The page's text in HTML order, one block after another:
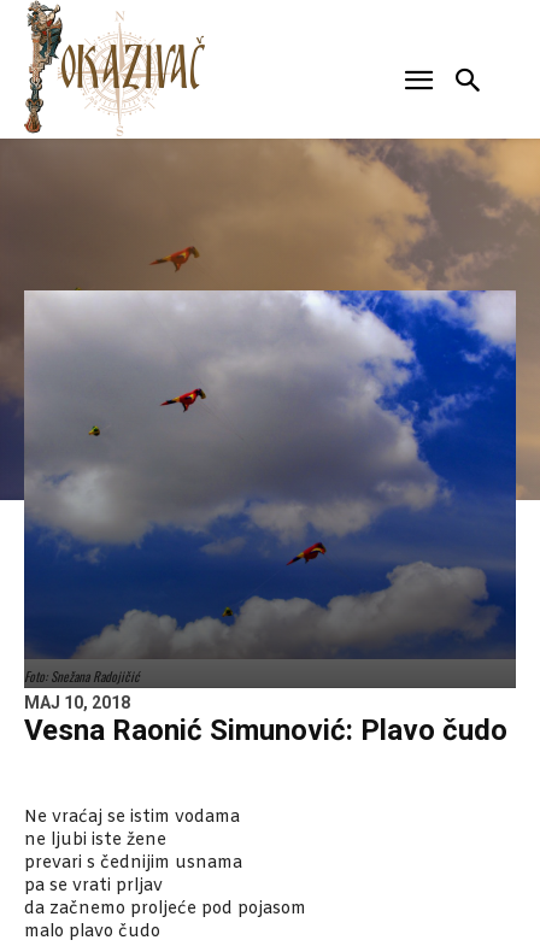
Foto: Snežana Radojičić
MAJ 10, 2018
Vesna Raonić Simunović: Plavo čudo
Ne vraćaj se istim vodama
ne ljubi iste žene
prevari s čednijim usnama
pa se vrati prljav
da začnemo proljeće pod pojasom
malo plavo čudo